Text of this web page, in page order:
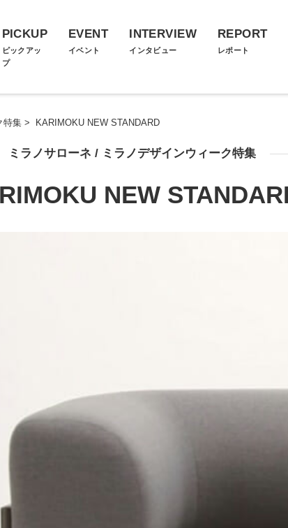
PICKUP
ピックアッ
プ
EVENT
イベント
INTERVIEW
インタビュー
REPORT
レポート
特集 > KARIMOKU NEW STANDARD
ミラノサローネ / ミラノデザインウィーク特集
NEW